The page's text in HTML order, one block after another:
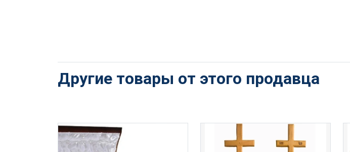
Другие товары от этого продавца